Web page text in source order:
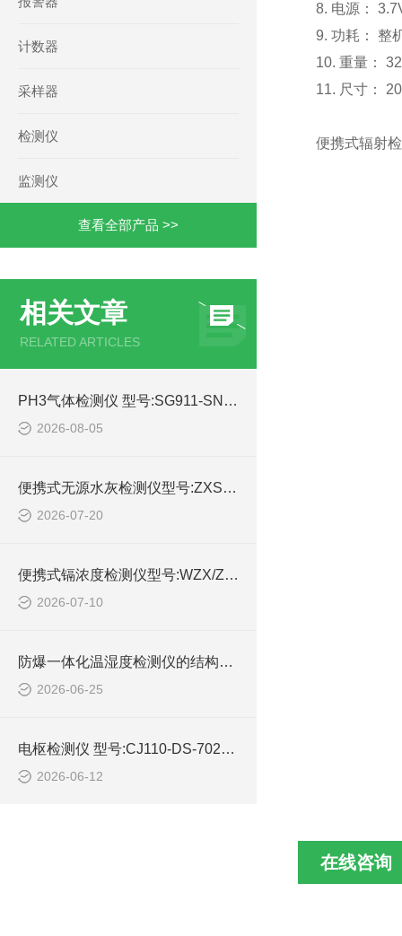
计数器
采样器
检测仪
监测仪
查看全部产品 >>
相关文章
RELATED ARTICLES
PH3气体检测仪 型号:SG911-SNG350-PH3的产品特点及介绍
2026-08-05
便携式无源水灰检测仪型号:ZXSHY-3000WY库号：M414645的技术指标
2026-07-20
便携式镉浓度检测仪型号:WZX/ZXGND-5B库号：M414596的技术介绍
2026-07-10
防爆一体化温湿度检测仪的结构设计
2026-06-25
电枢检测仪 型号:CJ110-DS-702C库号：M362996的简单介绍
2026-06-12
8. 电源：
9. 功耗： 整
10. 重量：
11. 尺寸：
便携式辐射
在线咨询